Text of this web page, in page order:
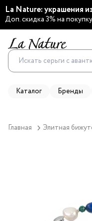
La Nature: украшения
Доп. скидка 3% на
Каталог Бренды
Главная Элитная